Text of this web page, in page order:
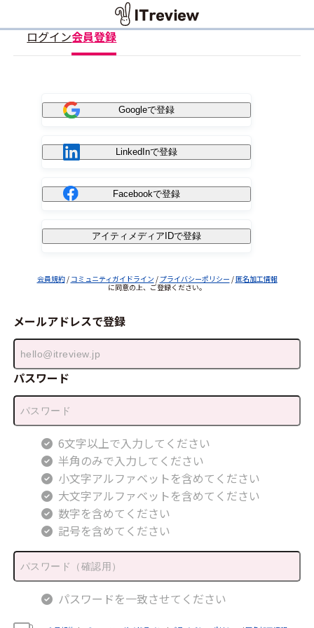
ログイン会員登録
Googleで登録
LinkedInで登録
Facebookで登録
アイティメディアIDで登録
会員規約/ コミュニティガイドライン / プライバシーポリシー /匿名加工情報
に同意の上、ご登録ください。
メールアドレスで登録
パスワード
6文字以上で入力してください
半角のみで入力してください
小文字アルファベットを含めてください
大文字アルファベットを含めてください
数字を含めてください
記号を含めてください
パスワードを一致させてください